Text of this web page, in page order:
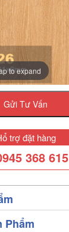
to expand
Gửi Tư Vấn
trợ đặt hàng
368 615
Phẩm